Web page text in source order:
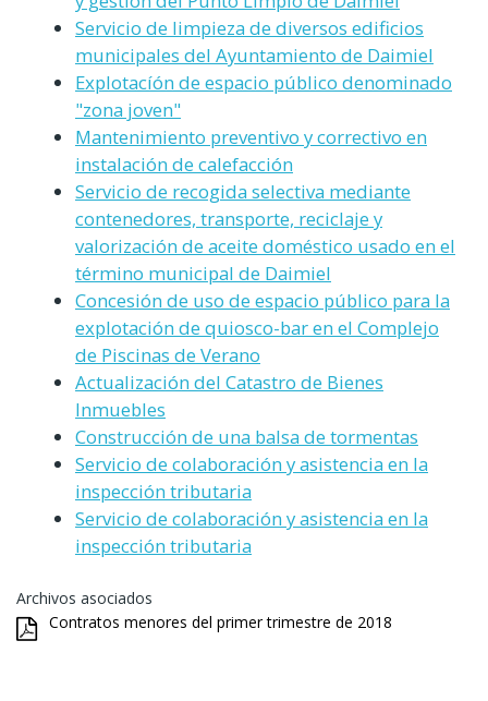
Servicio de limpieza de diversos edificios
municipales del Ayuntamiento de Daimiel
Explotacíón de espacio público denominado
"zona joven"
Mantenimiento preventivo y correctivo en
instalación de calefacción
Servicio de recogida selectiva mediante
contenedores, transporte, reciclaje y
valorización de aceite doméstico usado en el
término municipal de Daimiel
Concesión de uso de espacio público para la
explotación de quiosco-bar en el Complejo
de Piscinas de Verano
Actualización del Catastro de Bienes
Inmuebles
Construcción de una balsa de tormentas
Servicio de colaboración y asistencia en la
inspección tributaria
Servicio de colaboración y asistencia en la
inspección tributaria
Archivos asociados
Contratos menores del primer trimestre de 2018